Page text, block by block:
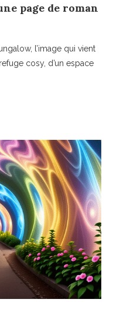
page de roman
l’image qui vient
cosy, d’un espace